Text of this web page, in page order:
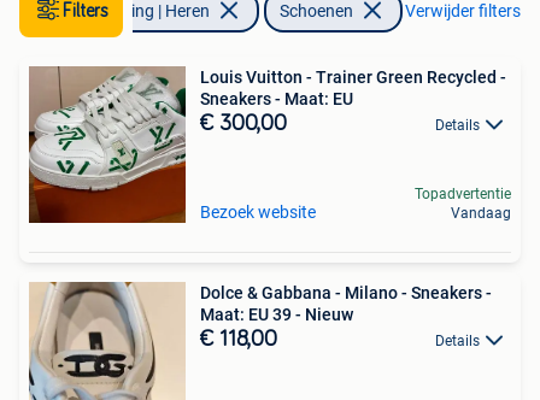
FiltersKleding | Heren Schoenen Verwijder filters
Louis Vuitton - Trainer Green Recycled -
Sneakers - Maat: EU
€ 300,00 Details
Bezoek website
Topadvertentie
Vandaag
Dolce & Gabbana - Milano - Sneakers -
Maat: EU 39 - Nieuw
€ 118,00 Details